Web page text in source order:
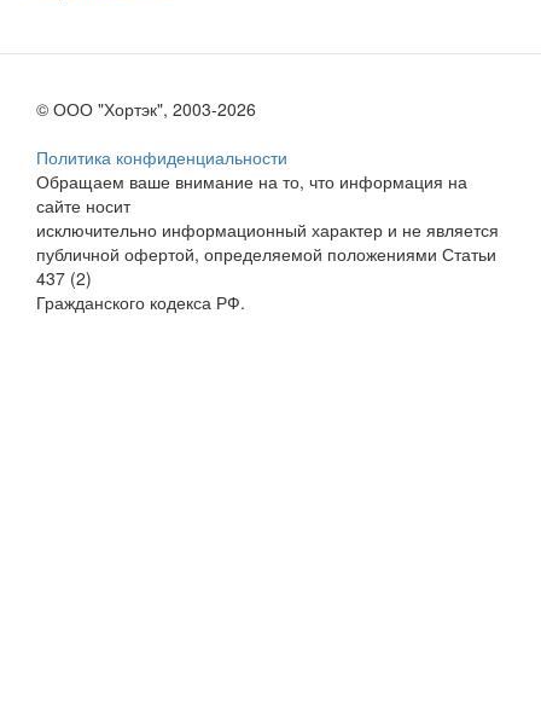
© ООО "Хортэк", 2003-2026
Политика конфиденциальности
Обращаем ваше внимание на то, что информация на
сайте носит
исключительно информационный характер и не является
публичной офертой, определяемой положениями Статьи
437 (2)
Гражданского кодекса РФ.